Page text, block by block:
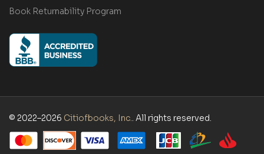
Book Returnability Program
© 2022–2026 Citiofbooks, Inc.. All rights reserved.